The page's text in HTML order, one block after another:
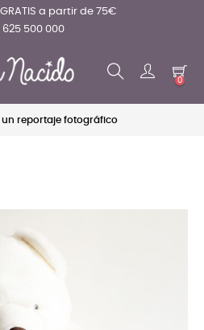
a partir de 75€
625 500 000
0
un reportaje fotográfico